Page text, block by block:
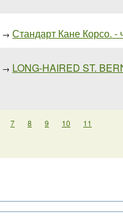
→ Стандарт Кане Корсо. -
→ LONG-HAIRED ST.
7 8 9 10 11